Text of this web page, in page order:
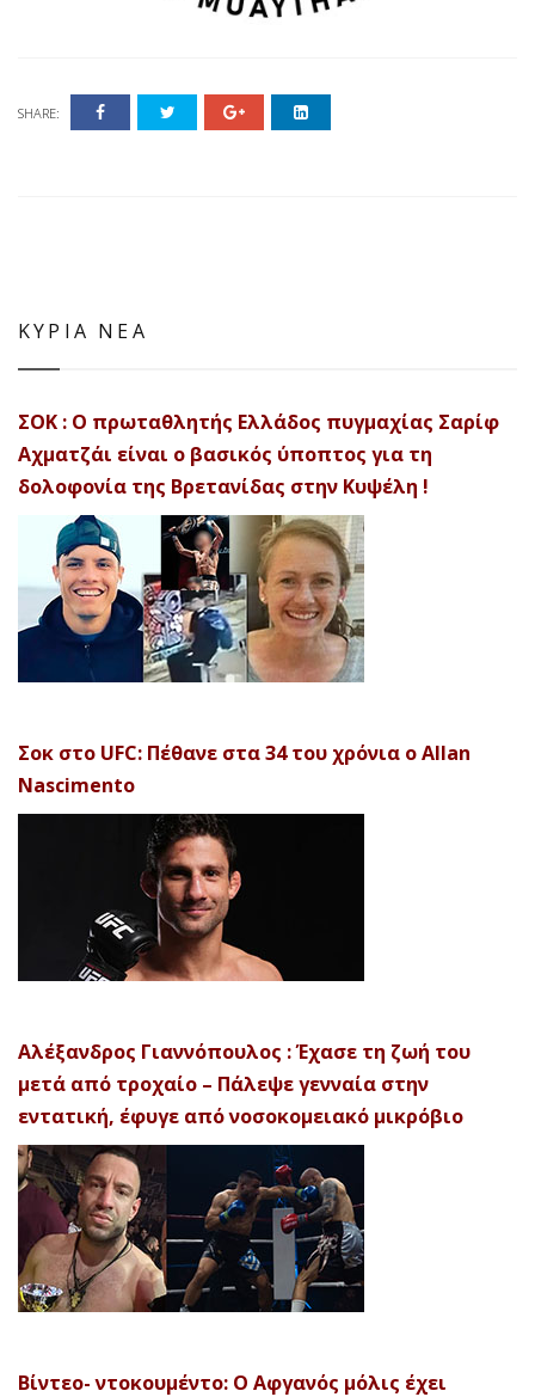
SHARE:
ΚΥΡΙΑ ΝΕΑ
ΣΟΚ : Ο πρωταθλητής Ελλάδος πυγμαχίας Σαρίφ
Αχματζάι είναι ο βασικός ύποπτος για τη
δολοφονία της Βρετανίδας στην Κυψέλη !
Σοκ στο UFC: Πέθανε στα 34 του χρόνια ο Allan
Nascimento
Αλέξανδρος Γιαννόπουλος : Έχασε τη ζωή του
μετά από τροχαίο – Πάλεψε γενναία στην
εντατική, έφυγε από νοσοκομειακό μικρόβιο
Βίντεο- ντοκουμέντο: Ο Αφγανός μόλις έχει